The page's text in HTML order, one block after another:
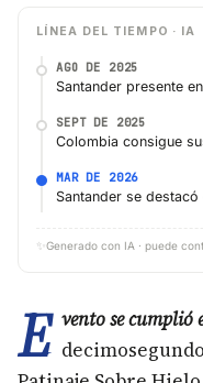
LÍNEA DEL TIEMPO · IA
AGO DE 2025
Santander presente
SEPT DE 2025
Colombia consigue
MAR DE 2026
Santander se
✨ Generado con IA · puede
E vento se cumplió